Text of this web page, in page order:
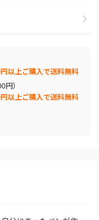
以上ご購入で送料無料
円）
以上ご購入で送料無料